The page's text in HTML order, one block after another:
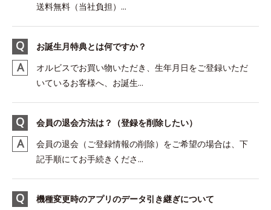
送料無料（当社負担）...
お誕生月特典とは何ですか？
オルビスでお買い物いただき、生年月日をご登録いただ
いているお客様へ、お誕生...
会員の退会方法は？（登録を削除したい）
会員の退会（ご登録情報の削除）をご希望の場合は、下
記手順にてお手続きくださ...
機種変更時のアプリのデータ引き継ぎについて